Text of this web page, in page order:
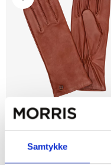
Samtykke
Hansker, Lammeskinn
HK Handskkompaniet
NOK 799